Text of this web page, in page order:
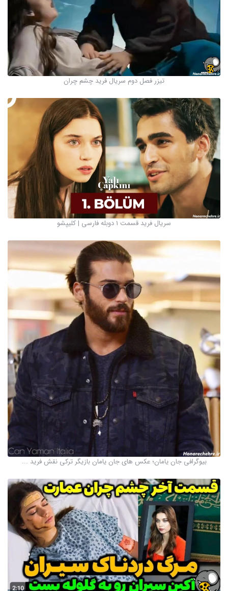
تیزر فصل دوم سریال فرید چشم چران
سریال فرید قسمت 1 دوبله فارسی | کلیپشو
بیوگرافی جان یامان؛ عکس های جان یامان بازیگر ترکی نقش فرید ...